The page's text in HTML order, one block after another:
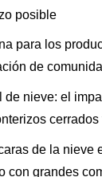
posible
para los
de
de nieve: el
de la nieve
con grandes